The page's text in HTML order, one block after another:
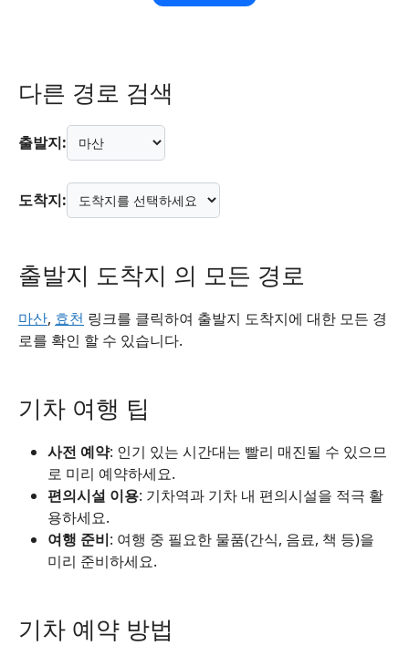
다른 경로 검색
출발지:
도착지:
출발지 도착지 의 모든 경로
마산, 효천 링크를 클릭하여 출발지 도착지에 대한 모든 경
로를 확인 할 수 있습니다.
기차 여행 팁
사전 예약: 인기 있는 시간대는 빨리 매진될 수 있으므
로 미리 예약하세요.
편의시설 이용: 기차역과 기차 내 편의시설을 적극 활
용하세요.
여행 준비: 여행 중 필요한 물품(간식, 음료, 책 등)을
미리 준비하세요.
기차 예약 방법